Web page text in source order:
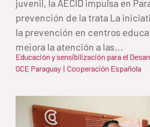
juvenil, la AECID impulsa en
prevención de la trata La
la prevención en centros
mejora la atención a las...
Educación y sensibilización para el
OCE Paraguay | Cooperación Española